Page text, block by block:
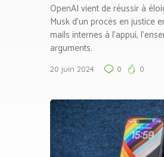
OpenAI vient de réussir à
Musk d’un procès en justice
mails internes à l’appui,
arguments.
20 juin 2024 0 0